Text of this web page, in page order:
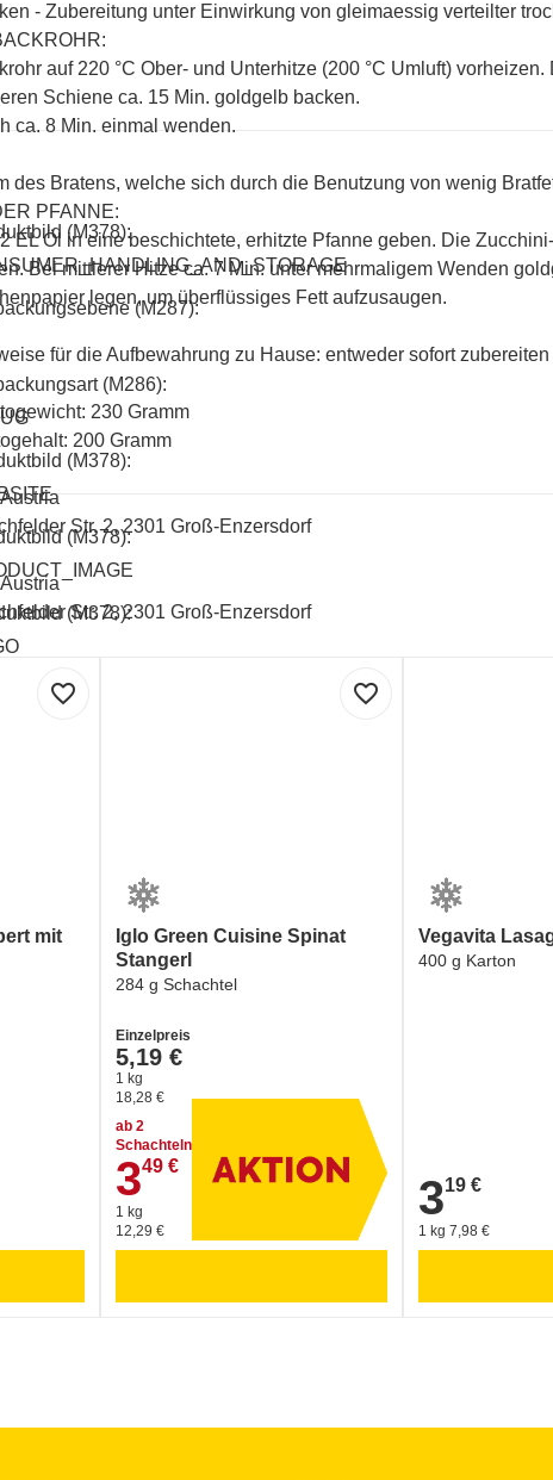
- Zubereitung unter Einwirkung von gleimaessig verteilter
auf 220 °C Ober- und Unterhitze (200 °C Umluft)
Schiene ca. 15 Min. goldgelb backen.
ca. 8 Min. einmal wenden.
des Bratens, welche sich durch die Benutzung von wenig
PFANNE:
EL Öl in eine beschichtete, erhitzte Pfanne geben. Die
Bei mittlerer Hitze ca. 7 Min. unter mehrmaligem Wenden
legen, um überflüssiges Fett aufzusaugen.
für die Aufbewahrung zu Hause: entweder sofort
230 Gramm
200 Gramm
Str. 2, 2301 Groß-Enzersdorf
Str. 2, 2301 Groß-Enzersdorf
(M378):
(M287):
(M286):
(M378):
(M378):
(M378):
favorite_border
mit
favorite_border
Iglo Green Cuisine Spinat
Stangerl
284 g Schachtel
Einzelpreis
5,19 €
1 kg
18,28 €
ab 2
Schachteln
3,49 €
349 €
1 kg
12,29 €
Vegavita
400 g Karton
3,19 €
319 €
1 kg 7,98 €